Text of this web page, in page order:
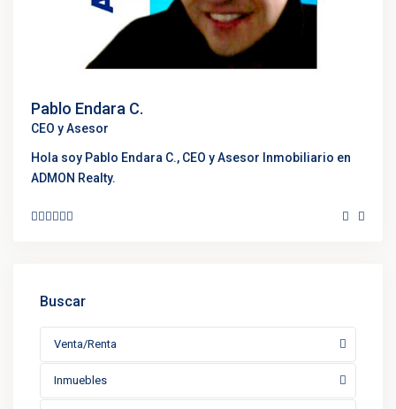
Pablo Endara C.
CEO y Asesor
Hola soy Pablo Endara C., CEO y Asesor Inmobiliario en
ADMON Realty.
Buscar
Venta/Renta
Inmuebles